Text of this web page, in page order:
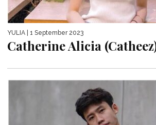
YULIA | 1 September 2023
Catherine Alicia